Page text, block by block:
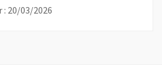
: 20/03/2026